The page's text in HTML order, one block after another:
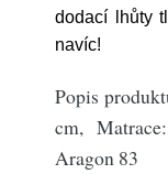
dodací lhůty
navíc!
Popis
cm,
Aragon 83